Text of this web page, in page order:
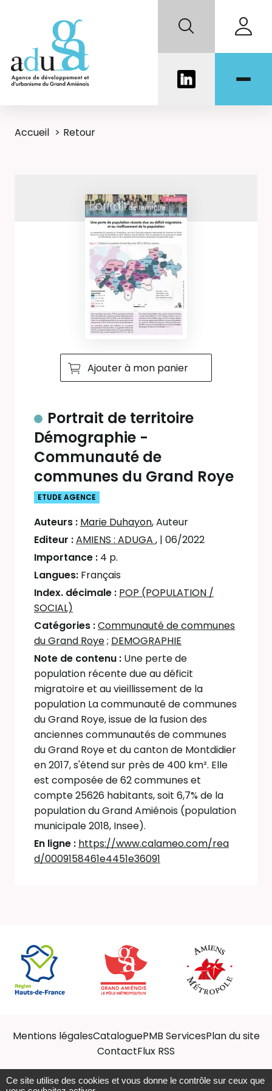
Accueil Retour
Ajouter à mon panier
Portrait de territoire
Démographie -
Communauté de
communes du Grand Roye
ETUDE AGENCE
Auteurs : Marie Duhayon, Auteur
Editeur :AMIENS : ADUGA , | 06/2022
Importance : 4 p.
Langues: Français
Index. décimale : POP (POPULATION /
SOCIAL)
Catégories :Communauté de communes
du Grand Roye; DEMOGRAPHIE
Note de contenu : Une perte de
population récente due au déficit
migratoire et au vieillissement de la
population La communauté de communes
du Grand Roye, issue de la fusion des
anciennes communautés de communes
du Grand Roye et du canton de Montdidier
en 2017, s'étend sur près de 400 km². Elle
est composée de 62 communes et
compte 25626 habitants, soit 6,7% de la
population du Grand Amiénois (population
municipale 2018, Insee).
En ligne : https://www.calameo.com/rea
d/0009158461e4451e36091
Mentions légalesCataloguePMB ServicesPlan du site
ContactFlux RSS
Ce site utilise des cookies et vous donne le contrôle sur ceux que